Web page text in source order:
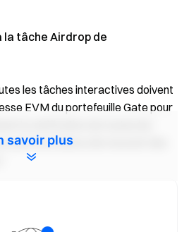
tâche Airdrop de
les tâches interactives doivent
EVM du portefeuille Gate pour
la vérification de toutes les
aurez la chance de recevoir des
médias sociaux et revenez aux
vérification.
savoir plus